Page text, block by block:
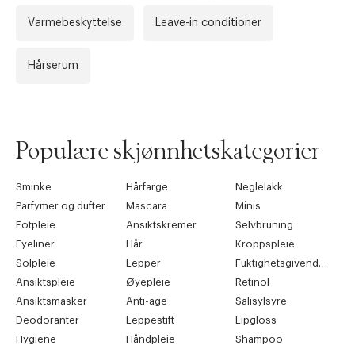
Varmebeskyttelse Leave-in conditioner
Hårserum
Populære skjønnhetskategorier
Sminke Hårfarge
Neglelakk
Parfymer og dufter
Mascara
Minis
Fotpleie
Ansiktskremer
Selvbruning
Eyeliner
Hår
Kroppspleie
Solpleie
Lepper
Ansiktspleie
Øyepleie
Retinol
Ansiktsmasker
Anti-age
Salisylsyre
Deodoranter
Leppestift
Lipgloss
Hygiene
Håndpleie
Shampoo